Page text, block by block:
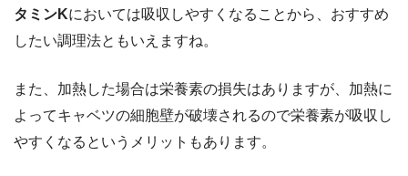
タミンKにおいては吸収しやすくなることから、おすすめ
したい調理法ともいえますね。
また、加熱した場合は栄養素の損失はありますが、加熱に
よってキャベツの細胞壁が破壊されるので栄養素が吸収し
やすくなるというメリットもあります。